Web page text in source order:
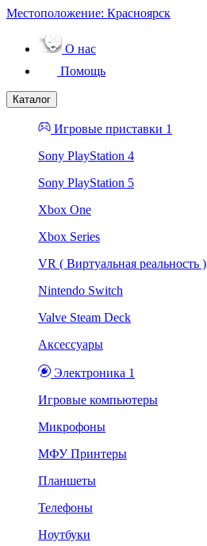
Местоположение: Красноярск
О нас
Помощь
Каталог
Игровые приставки 1
Sony PlayStation 4
Sony PlayStation 5
Xbox One
Xbox Series
VR ( Виртуальная реальность )
Nintendo Switch
Valve Steam Deck
Аксессуары
Электроника 1
Игровые компьютеры
Микрофоны
МФУ Принтеры
Планшеты
Телефоны
Ноутбуки